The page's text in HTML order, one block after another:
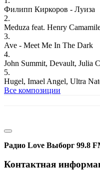
Филипп Киркоров - Луиза
2.
Meduza feat. Henry
3.
Ave - Meet Me In The Dark
4.
John Summit, Devault, Julia
5.
Hugel, Imael Angel, Ultra
Все композиции
Радио Love Выборг 99.8
Контактная